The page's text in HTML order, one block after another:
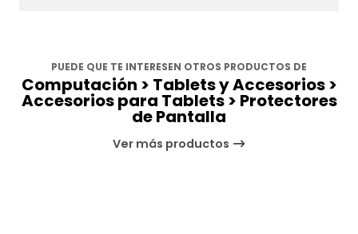
PUEDE QUE TE INTERESEN OTROS PRODUCTOS DE
Computación > Tablets y Accesorios >
Accesorios para Tablets > Protectores
de Pantalla
Ver más productos